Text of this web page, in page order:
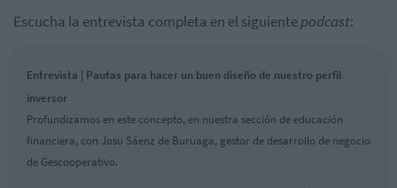
Escucha la entrevista completa en el siguientepodcast:
Entrevista | Pautas para hacer un buen diseño de nuestro perfil
inversor
Profundizamos en este concepto, en nuestra sección de educación
financiera, con Josu Sáenz de Buruaga, gestor de desarrollo de negocio
de Gescooperativo.